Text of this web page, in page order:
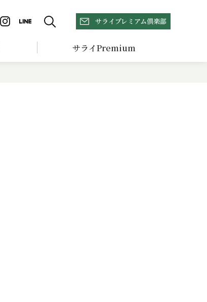
サライプレミアム倶楽部
サライPremium